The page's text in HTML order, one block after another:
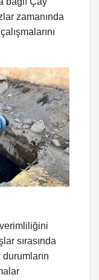
zamanında
sırasında